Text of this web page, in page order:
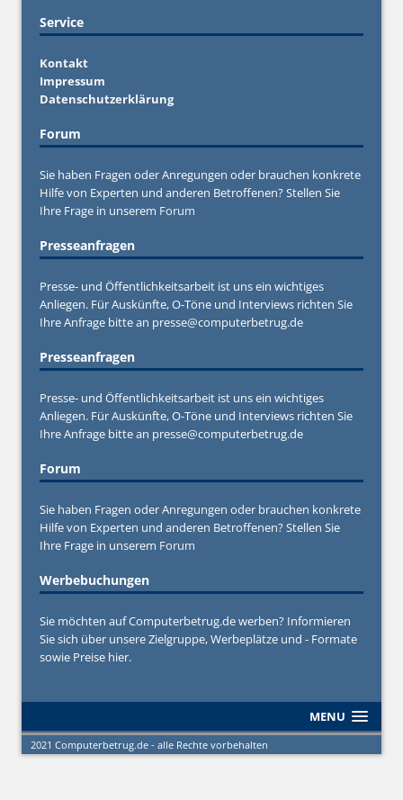
Service
Kontakt
Impressum
Datenschutzerklärung
Forum
Sie haben Fragen oder Anregungen oder brauchen konkrete
Hilfe von Experten und anderen Betroffenen? Stellen Sie
Ihre Frage in unserem Forum
Presseanfragen
Presse- und Öffentlichkeitsarbeit ist uns ein wichtiges
Anliegen. Für Auskünfte, O-Töne und Interviews richten Sie
Ihre Anfrage bitte an presse@computerbetrug.de
Presseanfragen
Presse- und Öffentlichkeitsarbeit ist uns ein wichtiges
Anliegen. Für Auskünfte, O-Töne und Interviews richten Sie
Ihre Anfrage bitte an presse@computerbetrug.de
Forum
Sie haben Fragen oder Anregungen oder brauchen konkrete
Hilfe von Experten und anderen Betroffenen? Stellen Sie
Ihre Frage in unserem Forum
Werbebuchungen
Sie möchten auf Computerbetrug.de werben? Informieren
Sie sich über unsere Zielgruppe, Werbeplätze und - Formate
sowie Preise hier.
MENU
2021 Computerbetrug.de - alle Rechte vorbehalten